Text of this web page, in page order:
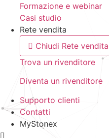
Formazione e webinar
Casi studio
Rete vendita
Chiudi Rete vendita
Trova un rivenditore
Diventa un rivenditore
Supporto clienti
Contatti
MyStonex